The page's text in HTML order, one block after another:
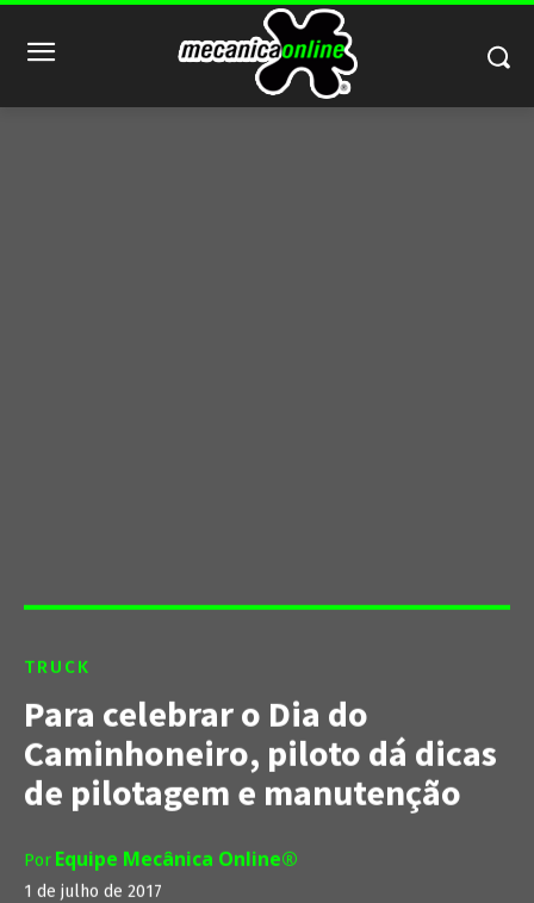
TRUCK
Para celebrar o Dia do
Caminhoneiro, piloto dá dicas
de pilotagem e manutenção
Por Equipe Mecânica Online®
1 de julho de 2017